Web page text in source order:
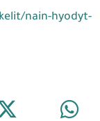
nain-hyodyt-